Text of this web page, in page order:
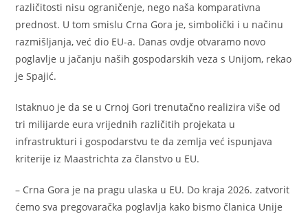
različitosti nisu ograničenje, nego naša komparativna
prednost. U tom smislu Crna Gora je, simbolički i u načinu
razmišljanja, već dio EU-a. Danas ovdje otvaramo novo
poglavlje u jačanju naših gospodarskih veza s Unijom, rekao
je Spajić.
Istaknuo je da se u Crnoj Gori trenutačno realizira više od
tri milijarde eura vrijednih različitih projekata u
infrastrukturi i gospodarstvu te da zemlja već ispunjava
kriterije iz Maastrichta za članstvo u EU.
– Crna Gora je na pragu ulaska u EU. Do kraja 2026. zatvorit
ćemo sva pregovaračka poglavlja kako bismo članica Unije